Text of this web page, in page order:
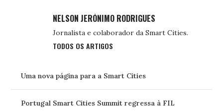
NELSON JERÓNIMO RODRIGUES
Jornalista e colaborador da Smart Cities.
TODOS OS ARTIGOS
Uma nova página para a Smart Cities
Portugal Smart Cities Summit regressa à FIL